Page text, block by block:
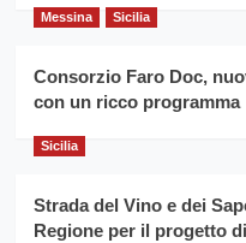
grano
anno
vince
Franco
Caruso
Messina Sicilia
Consorzio Faro Doc,
con un ricco programma
Sicilia
Strada del Vino e dei
Regione per il progetto